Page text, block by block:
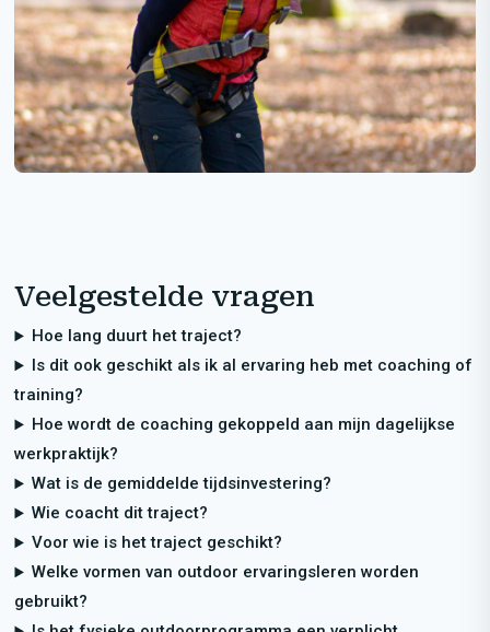
Veelgestelde vragen
Hoe lang duurt het traject?
Is dit ook geschikt als ik al ervaring heb met coaching of
training?
Hoe wordt de coaching gekoppeld aan mijn dagelijkse
werkpraktijk?
Wat is de gemiddelde tijdsinvestering?
Wie coacht dit traject?
Voor wie is het traject geschikt?
Welke vormen van outdoor ervaringsleren worden
gebruikt?